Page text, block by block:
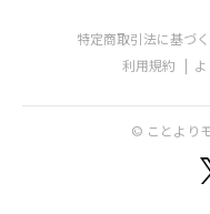
特定商取引法に基づ
利用規約
© ことより